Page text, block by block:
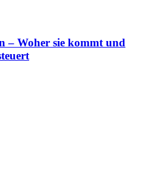
– Woher sie kommt und